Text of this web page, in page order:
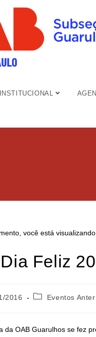
INSTITUCIONAL
Dia Feliz
2016 Eventos
da OAB Guarulhos se fez